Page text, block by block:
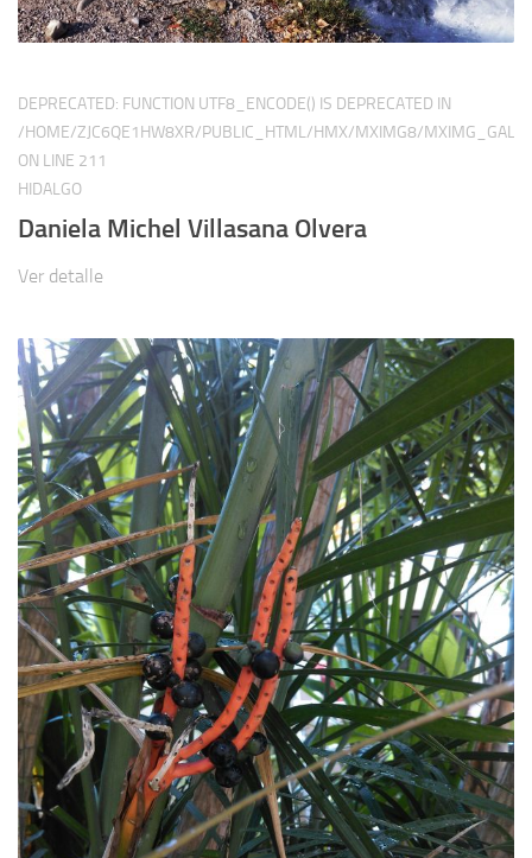
DEPRECATED: FUNCTION UTF8_ENCODE() IS DEPRECATED IN
/HOME/ZJC6QE1HW8XR/PUBLIC_HTML/HMX/MXIMG8/
ON LINE 211
HIDALGO
Daniela Michel Villasana Olvera
Ver detalle